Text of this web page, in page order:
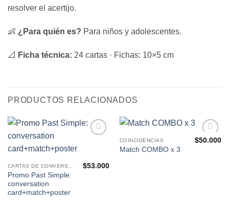
resolver el acertijo.
👶 ¿Para quién es? Para niños y adolescentes.
📐 Ficha técnica: 24 cartas · Fichas: 10×5 cm
PRODUCTOS RELACIONADOS
a Mis
Promo Past Simple:
conversation
card+match+poster
$53.000
Agregar
COINCIDENCIAS
Match COMBO x 3
$50.000